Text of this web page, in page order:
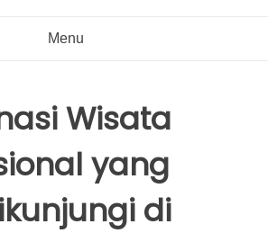
Menu
Wisata
yang
di